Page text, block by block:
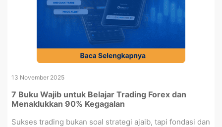
13 November 2025
7 Buku Wajib untuk Belajar Trading Forex dan
Menaklukkan 90% Kegagalan
Sukses trading bukan soal strategi ajaib, tapi fondasi dan